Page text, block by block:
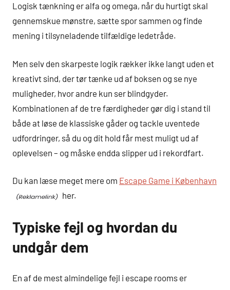
Logisk tænkning er alfa og omega, når du hurtigt skal
gennemskue mønstre, sætte spor sammen og finde
mening i tilsyneladende tilfældige ledetråde.
Men selv den skarpeste logik rækker ikke langt uden et
kreativt sind, der tør tænke ud af boksen og se nye
muligheder, hvor andre kun ser blindgyder.
Kombinationen af de tre færdigheder gør dig i stand til
både at løse de klassiske gåder og tackle uventede
udfordringer, så du og dit hold får mest muligt ud af
oplevelsen – og måske endda slipper ud i rekordfart.
Du kan læse meget mere om Escape Game i København
her.
Typiske fejl og hvordan du
undgår dem
En af de mest almindelige fejl i escape rooms er